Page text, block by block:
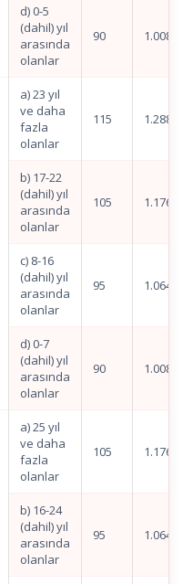
d) 0-5
(dahil) yıl
arasında
olanlar
90
a) 23 yıl
ve daha
fazla
olanlar
115
b) 17-22
(dahil) yıl
arasında
olanlar
105
c) 8-16
(dahil) yıl
arasında
olanlar
95
d) 0-7
(dahil) yıl
arasında
olanlar
90
a) 25 yıl
ve daha
fazla
olanlar
105
b) 16-24
(dahil) yıl
arasında
olanlar
95